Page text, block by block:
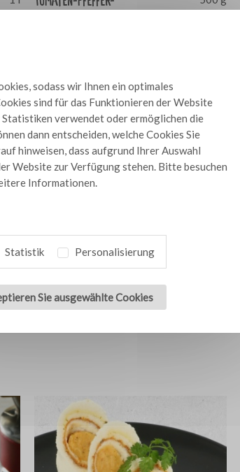
sodass wir Ihnen ein optimales
sind für das Funktionieren der Website
verwendet oder ermöglichen die
dann entscheiden, welche Cookies Sie
hinweisen, dass aufgrund Ihrer Auswahl
Website zur Verfügung stehen. Bitte besuchen
Informationen.
Statistik Personalisierung
Sie ausgewählte Cookies
Mediterranes Dressing